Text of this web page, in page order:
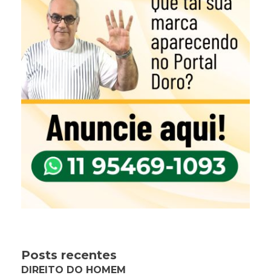
Posts recentes
DIREITO DO HOMEM